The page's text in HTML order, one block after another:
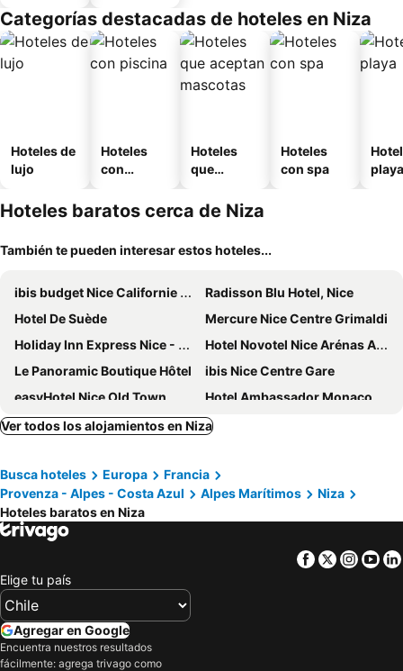
Categorías destacadas de hoteles en Niza
Hoteles de
lujo
Hoteles
con
Hoteles
que
mascotas
Hoteles
con spa
playa
Hoteles baratos cerca de Niza
También te pueden interesar estos hoteles...
ibis budget Nice Californie Lenval
Radisson Blu Hotel, Nice
Hotel De Suède
Mercure Nice Centre Grimaldi
Holiday Inn Express Nice - Grand Arenas By Ihg
Hotel Novotel Nice Arénas Aéroport
Le Panoramic Boutique Hôtel
ibis Nice Centre Gare
easyHotel Nice Old Town
Hotel Ambassador Monaco
Hotel Paganini
Hôtel Esprit d'Azur
Hotel Nap by HappyCulture
Hotel de Paris Monte-Carlo
Fairmont Monte Carlo
ibis Styles Antibes
Greet Hotel Nice Aéroport Promenade des Anglais
Hotel Danemark
Hôtel Helvétique
Hotel Les Terrasses D'Eze
Hotel Port Palace
Hotel Le Ponteil
Ver todos los alojamientos en Niza
Busca hoteles Europa
Francia
Provenza - Alpes - Costa Azul
Alpes Marítimos
Niza
Hoteles baratos en Niza
Facebook
Twitter
Elige tu país
Agregar en Google
Encuentra nuestros resultados
fácilmente: agrega trivago como